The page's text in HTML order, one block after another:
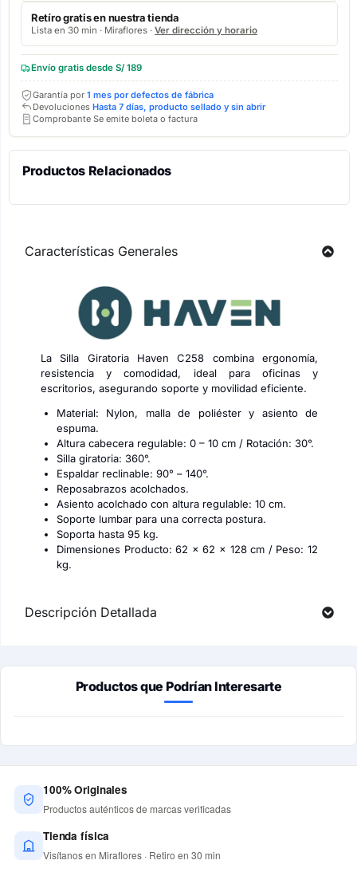
Retíro gratis en nuestra tienda
Lista en 30 min · Miraflores · Ver dirección y horario
Envío gratis desde S/ 189
Garantía por 1 mes por defectos de fábrica
Devoluciones Hasta 7 días, producto sellado y sin abrir
Comprobante Se emite boleta o factura
Productos Relacionados
Características Generales
La Silla Giratoria Haven C258 combina ergonomía,
resistencia y comodidad, ideal para oficinas y
escritorios, asegurando soporte y movilidad eficiente.
Material: Nylon, malla de poliéster y asiento de
espuma.
Altura cabecera regulable: 0 – 10 cm / Rotación: 30°.
Silla giratoria: 360°.
Espaldar reclinable: 90° – 140°.
Reposabrazos acolchados.
Asiento acolchado con altura regulable: 10 cm.
Soporte lumbar para una correcta postura.
Soporta hasta 95 kg.
Dimensiones Producto: 62 x 62 x 128 cm / Peso: 12
kg.
Descripción Detallada
Productos que Podrían Interesarte
100% Originales
Productos auténticos de marcas verificadas
Tienda física
Visítanos en Miraflores · Retiro en 30 min